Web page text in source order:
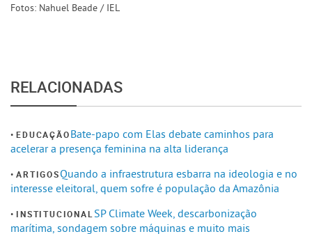
Fotos: Nahuel Beade / IEL
RELACIONADAS
EDUCAÇÃOBate-papo com Elas debate caminhos para
acelerar a presença feminina na alta liderança
ARTIGOSQuando a infraestrutura esbarra na ideologia e no
interesse eleitoral, quem sofre é população da Amazônia
INSTITUCIONAL SP Climate Week, descarbonização
marítima, sondagem sobre máquinas e muito mais